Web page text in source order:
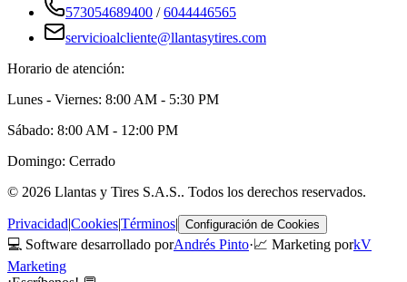
573054689400 /6044446565
servicioalcliente@llantasytires.com
Horario de atención:
Lunes - Viernes: 8:00 AM - 5:30 PM
Sábado: 8:00 AM - 12:00 PM
Domingo: Cerrado
© 2026 Llantas y Tires S.A.S.. Todos los derechos reservados.
Privacidad|Cookies|Términos| Configuración de Cookies
💻 Software desarrollado porAndrés Pinto·📈 Marketing porkV
Marketing